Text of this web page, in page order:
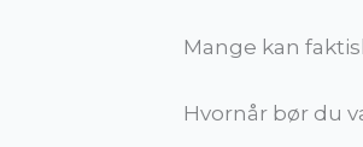
Mange kan
Hvornår bør du